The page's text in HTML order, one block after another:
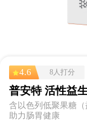
4.6 8人打分
普安特 活性益
含以色列低聚果糖
助力肠胃健康